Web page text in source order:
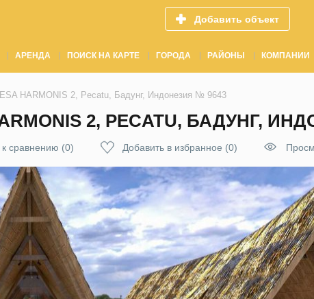
Добавить объект
АРЕНДА ПОИСК НА КАРТЕ ГОРОДА РАЙОНЫ КОМПАНИИ
HARMONIS 2, Pecatu, Бадунг, Индонезия № 9643
2, PECATU, БАДУНГ,
к сравнению (0) Добавить в избранное (0)